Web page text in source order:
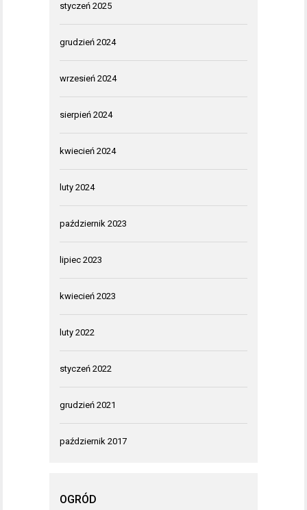
styczeń 2025
grudzień 2024
wrzesień 2024
sierpień 2024
kwiecień 2024
luty 2024
październik 2023
lipiec 2023
kwiecień 2023
luty 2022
styczeń 2022
grudzień 2021
październik 2017
OGRÓD